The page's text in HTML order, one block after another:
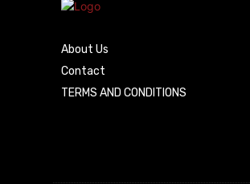
About Us
Contact
TERMS AND CONDITIONS